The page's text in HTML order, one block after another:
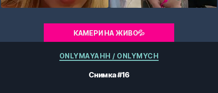
КАМЕРИ НА ЖИВО💦
Категории
ONLYMAYAHH / ONLYMYCH
Снимка #16